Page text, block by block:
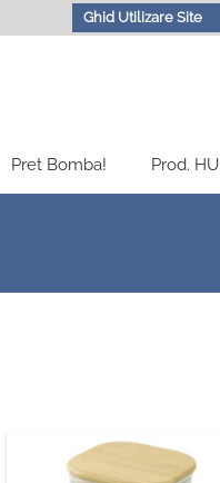
Ghid Utilizare Site
Pret Bomba! Prod. HU